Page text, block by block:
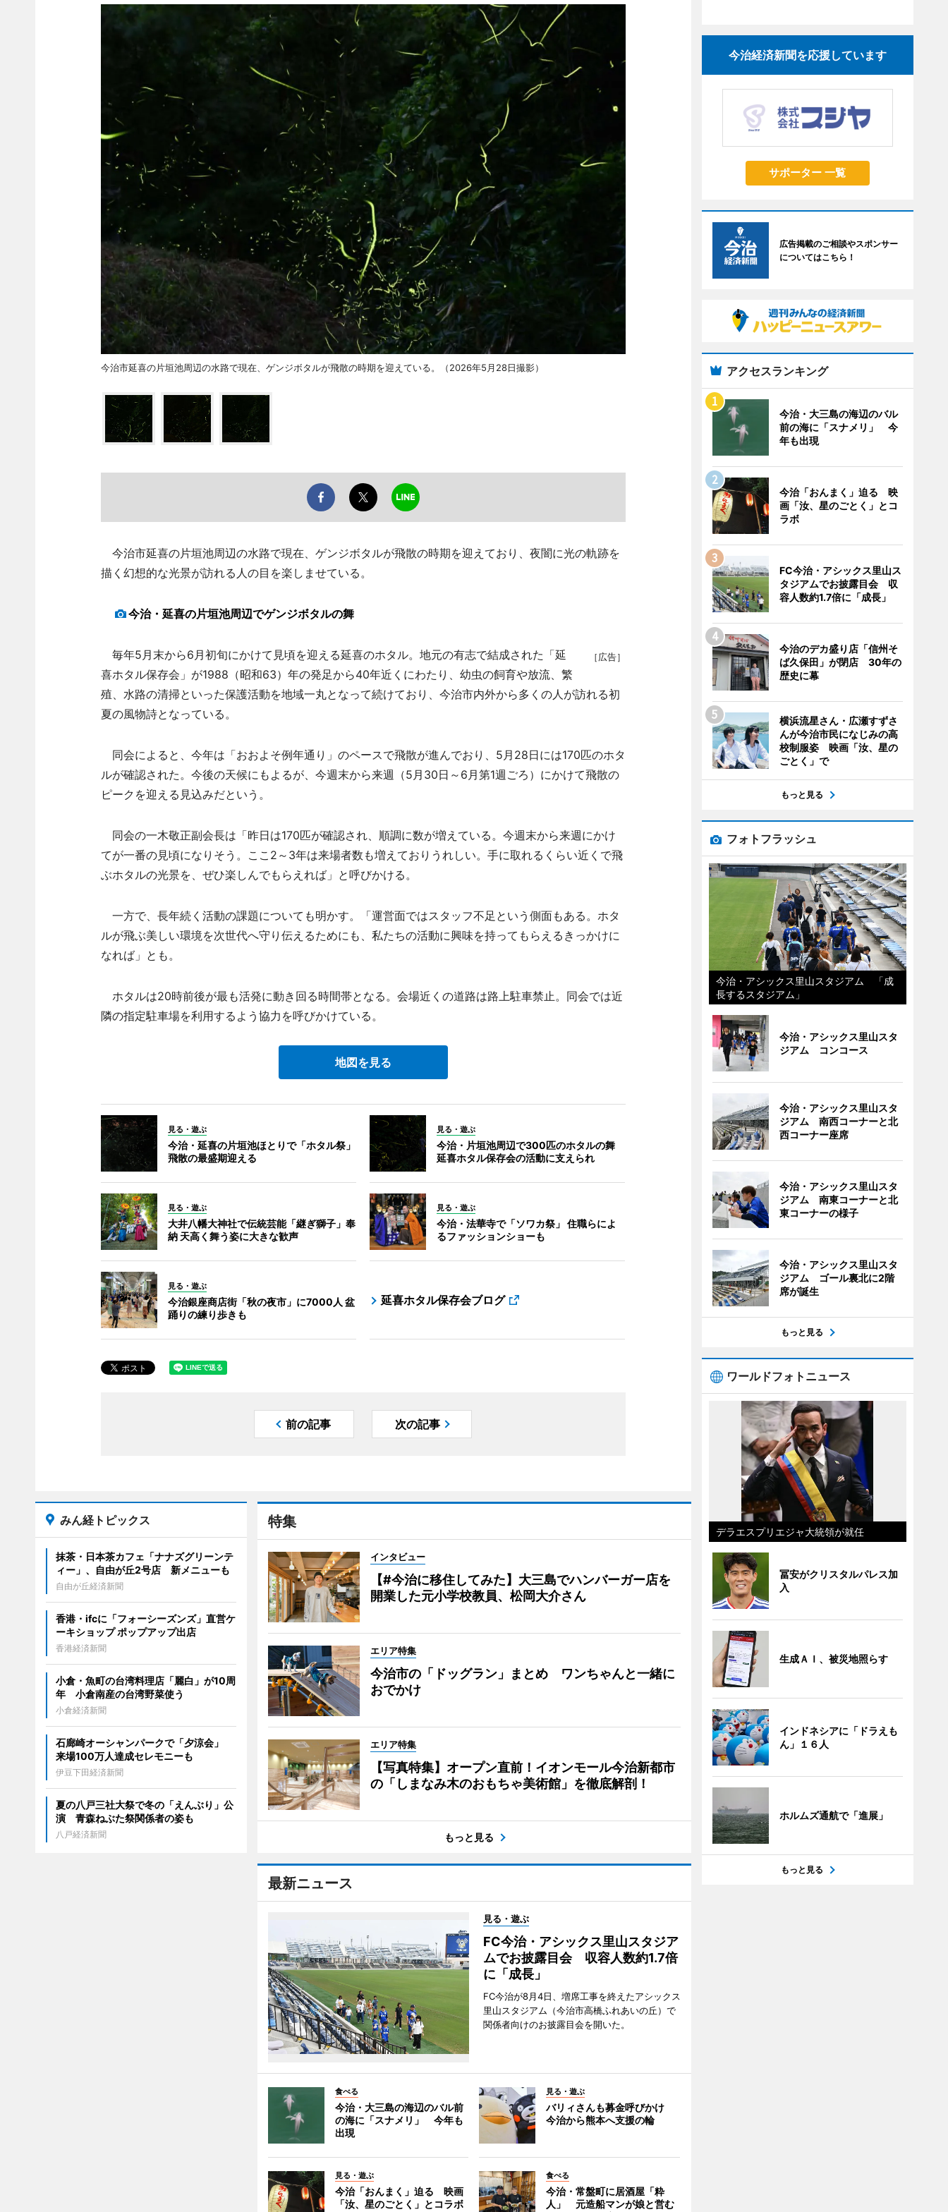
今治市延喜の片垣池周辺の水路で現在、ゲンジボタルが飛散の時期を迎えている。（2026年5月28日撮影）
今治市延喜の片垣池周辺の水路で現在、ゲンジボタルが飛散の時期を迎えており、夜闇に光の軌跡を
描く幻想的な光景が訪れる人の目を楽しませている。
今治・延喜の片垣池周辺でゲンジボタルの舞
［広告］
毎年5月末から6月初旬にかけて見頃を迎える延喜のホタル。地元の有志で結成された「延
喜ホタル保存会」が1988（昭和63）年の発足から40年近くにわたり、幼虫の飼育や放流、繁
殖、水路の清掃といった保護活動を地域一丸となって続けており、今治市内外から多くの人が訪れる初
夏の風物詩となっている。
同会によると、今年は「おおよそ例年通り」のペースで飛散が進んでおり、5月28日には170匹のホタ
ルが確認された。今後の天候にもよるが、今週末から来週（5月30日～6月第1週ごろ）にかけて飛散の
ピークを迎える見込みだという。
同会の一木敬正副会長は「昨日は170匹が確認され、順調に数が増えている。今週末から来週にかけ
てが一番の見頃になりそう。ここ2～3年は来場者数も増えておりうれしい。手に取れるくらい近くで飛
ぶホタルの光景を、ぜひ楽しんでもらえれば」と呼びかける。
一方で、長年続く活動の課題についても明かす。「運営面ではスタッフ不足という側面もある。ホタ
ルが飛ぶ美しい環境を次世代へ守り伝えるためにも、私たちの活動に興味を持ってもらえるきっかけに
なれば」とも。
ホタルは20時前後が最も活発に動き回る時間帯となる。会場近くの道路は路上駐車禁止。同会では近
隣の指定駐車場を利用するよう協力を呼びかけている。
地図を見る
見る・遊ぶ
今治・延喜の片垣池ほとりで「ホタル祭」
飛散の最盛期迎える
見る・遊ぶ
今治・片垣池周辺で300匹のホタルの舞
延喜ホタル保存会の活動に支えられ
見る・遊ぶ
大井八幡大神社で伝統芸能「継ぎ獅子」奉
納 天高く舞う姿に大きな歓声
見る・遊ぶ
今治・法華寺で「ソワカ祭」 住職らによ
るファッションショーも
見る・遊ぶ
今治銀座商店街「秋の夜市」に7000人 盆
踊りの練り歩きも
延喜ホタル保存会ブログ
前の記事 次の記事
特集
インタビュー
【#今治に移住してみた】大三島でハンバーガー店を
開業した元小学校教員、松岡大介さん
エリア特集
今治市の「ドッグラン」まとめ ワンちゃんと一緒に
おでかけ
エリア特集
【写真特集】オープン直前！イオンモール今治新都市
の「しまなみ木のおもちゃ美術館」を徹底解剖！
もっと見る
最新ニュース
見る・遊ぶ
FC今治・アシックス里山スタジア
ムでお披露目会 収容人数約1.7倍
に「成長」
FC今治が8月4日、増席工事を終えたアシックス
里山スタジアム（今治市高橋ふれあいの丘）で
関係者向けのお披露目会を開いた。
食べる
今治・大三島の海辺のバル前
の海に「スナメリ」 今年も
出現
見る・遊ぶ
バリィさんも募金呼びかけ
今治から熊本へ支援の輪
見る・遊ぶ
今治「おんまく」迫る 映画
「汝、星のごとく」とコラボ
食べる
今治・常盤町に居酒屋「粋
人」 元造船マンが娘と営む
みん経トピックス
抹茶・日本茶カフェ「ナナズグリーンテ
ィー」、自由が丘2号店 新メニューも
自由が丘経済新聞
香港・ifcに「フォーシーズンズ」直営ケ
ーキショップ ポップアップ出店
香港経済新聞
小倉・魚町の台湾料理店「麗白」が10周
年 小倉南産の台湾野菜使う
小倉経済新聞
石廊崎オーシャンパークで「夕涼会」
来場100万人達成セレモニーも
伊豆下田経済新聞
夏の八戸三社大祭で冬の「えんぶり」公
演 青森ねぶた祭関係者の姿も
八戸経済新聞
今治経済新聞を応援しています
サポーター 一覧
広告掲載のご相談やスポンサー
についてはこちら！
アクセスランキング
今治・大三島の海辺のバル
前の海に「スナメリ」 今
年も出現
今治「おんまく」迫る 映
画「汝、星のごとく」とコ
ラボ
FC今治・アシックス里山ス
タジアムでお披露目会 収
容人数約1.7倍に「成長」
今治のデカ盛り店「信州そ
ば久保田」が閉店 30年の
歴史に幕
横浜流星さん・広瀬すずさ
んが今治市民になじみの高
校制服姿 映画「汝、星の
ごとく」で
もっと見る
フォトフラッシュ
今治・アシックス里山スタジアム 「成
長するスタジアム」
今治・アシックス里山スタ
ジアム コンコース
今治・アシックス里山スタ
ジアム 南西コーナーと北
西コーナー座席
今治・アシックス里山スタ
ジアム 南東コーナーと北
東コーナーの様子
今治・アシックス里山スタ
ジアム ゴール裏北に2階
席が誕生
もっと見る
ワールドフォトニュース
デラエスプリエジャ大統領が就任
冨安がクリスタルパレス加
入
生成ＡＩ、被災地照らす
インドネシアに「ドラえも
ん」１６人
ホルムズ通航で「進展」
もっと見る